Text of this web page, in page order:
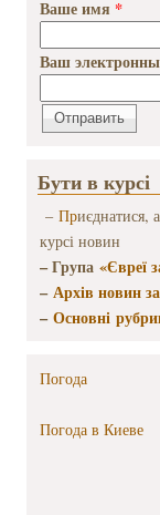
Ваше имя *
Ваш
Бути в курсі
– Приєднатися,
курсі новин
– Група «Євреї
–Архів новин
–Основні
Погода
Погода в Киеве